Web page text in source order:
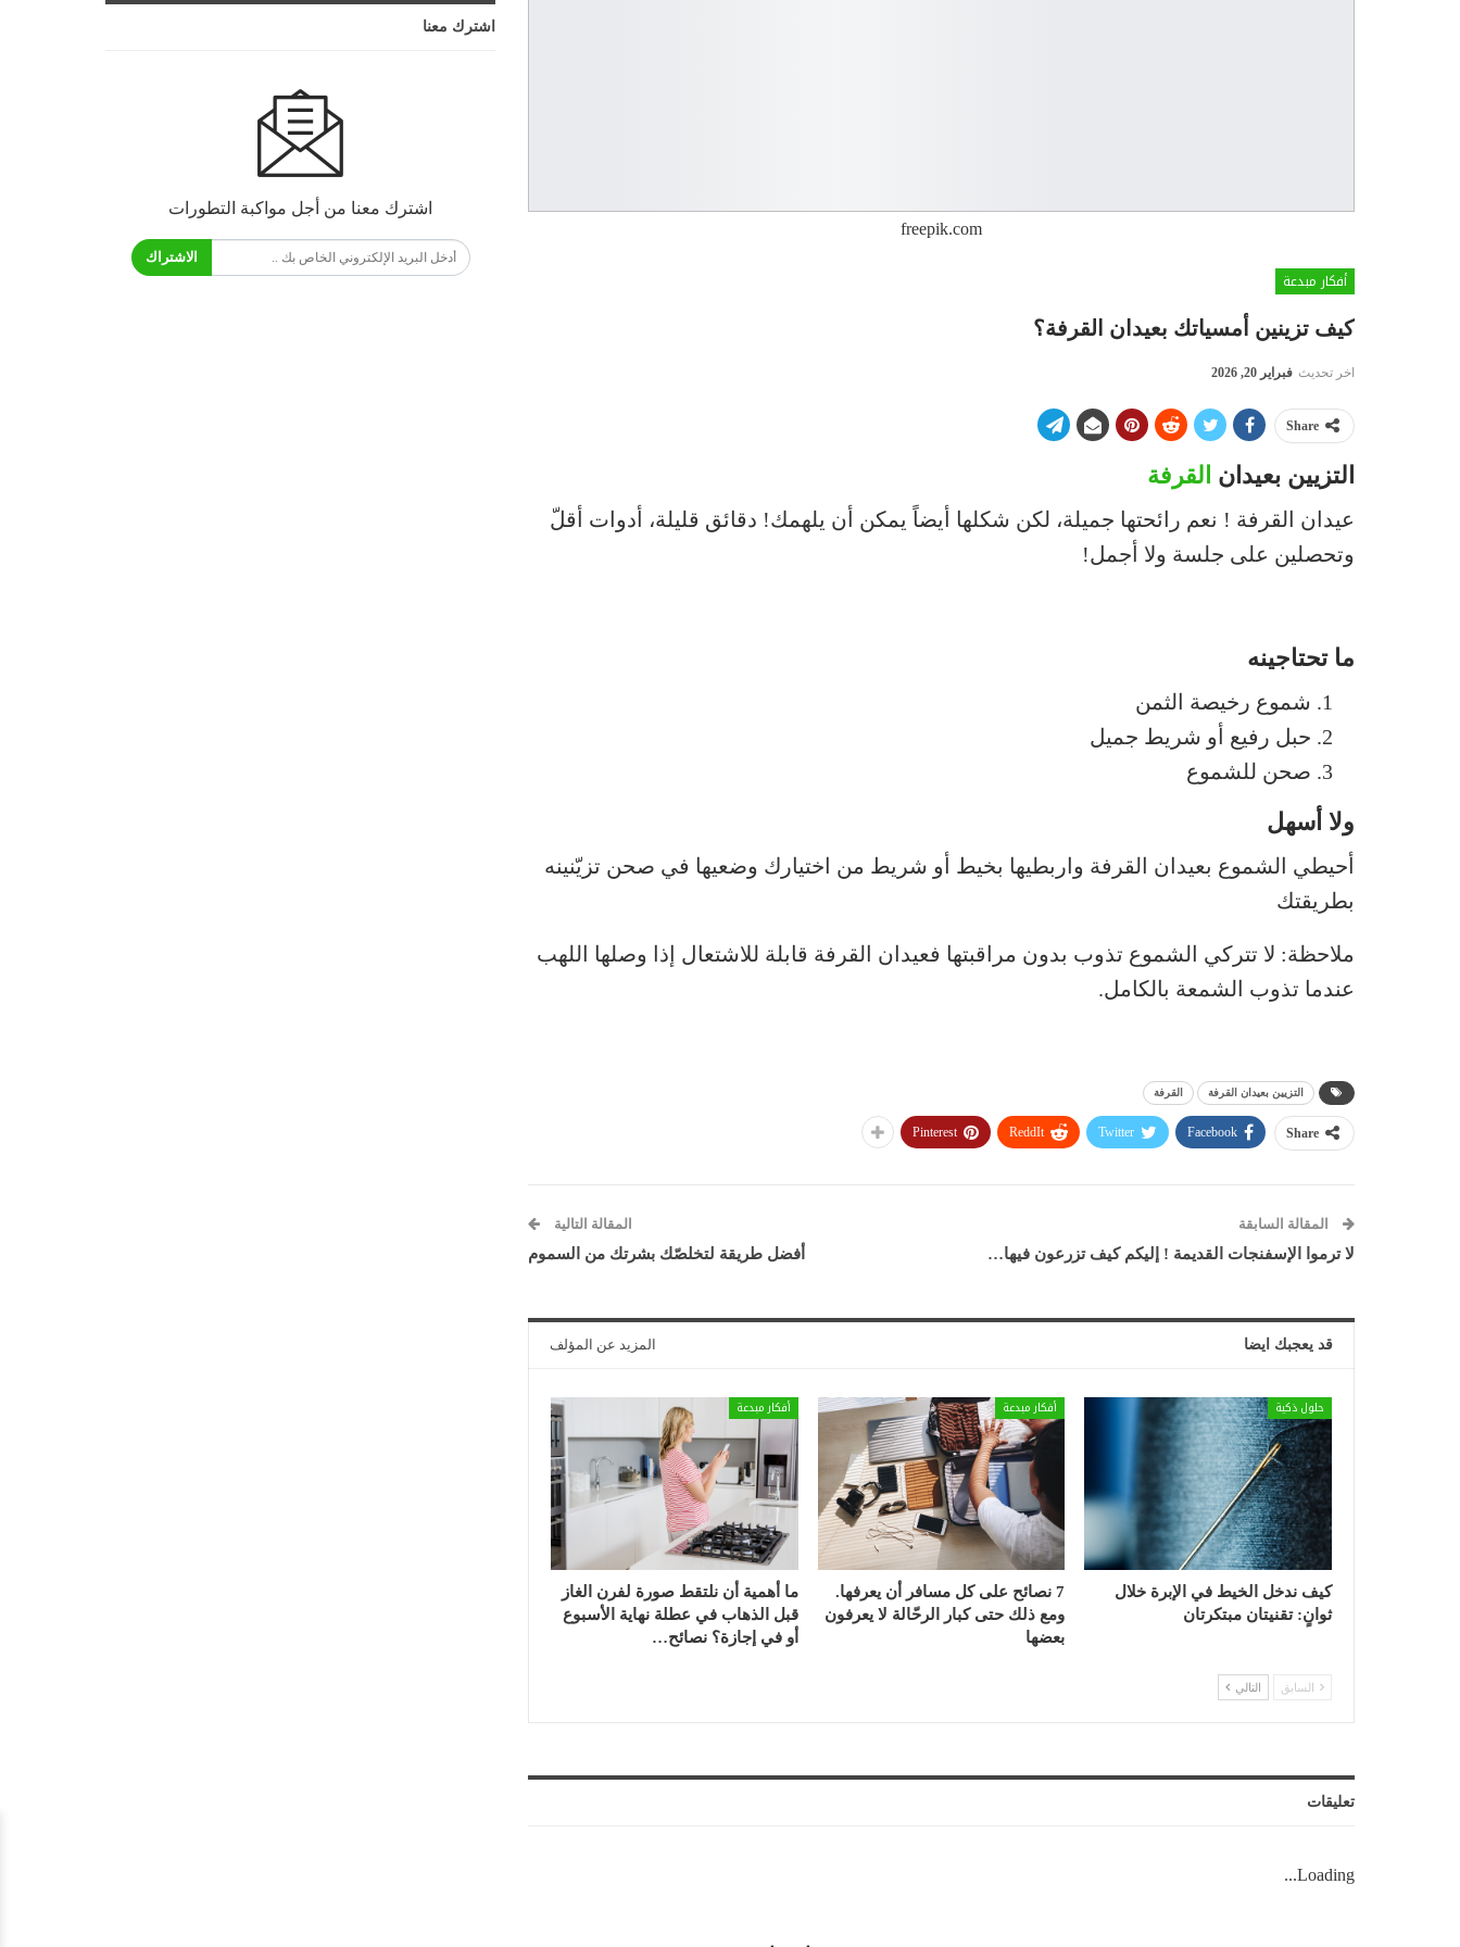
freepik.com
أفكار مبدعة
كيف تزينين أمسياتك بعيدان القرفة؟
اخر تحديث فبراير 20, 2026
Share
التزيين بعيدان القرفة
عيدان القرفة ! نعم رائحتها جميلة، لكن شكلها أيضاً يمكن أن يلهمك! دقائق قليلة، أدوات أقلّ
وتحصلين على جلسة ولا أجمل!
ما تحتاجينه
شموع رخيصة الثمن
حبل رفيع أو شريط جميل
صحن للشموع
ولا أسهل
أحيطي الشموع بعيدان القرفة واربطيها بخيط أو شريط من اختيارك وضعيها في صحن تزيّنينه
بطريقتك
ملاحظة: لا تتركي الشموع تذوب بدون مراقبتها فعيدان القرفة قابلة للاشتعال إذا وصلها اللهب
عندما تذوب الشمعة بالكامل.
التزيين بعيدان القرفة القرفة
Share
Facebook
Twitter
ReddIt
Pinterest
المقالة السابقة
لا ترموا الإسفنجات القديمة ! إليكم كيف تزرعون فيها…
المقالة التالية
أفضل طريقة لتخلصّك بشرتك من السموم
قد يعجبك ايضا المزيد عن المؤلف
حلول ذكية
كيف ندخل الخيط في الإبرة خلال
ثوانٍ: تقنيتان مبتكرتان
أفكار مبدعة
7 نصائح على كل مسافر أن يعرفها.
ومع ذلك حتى كبار الرحّالة لا يعرفون
بعضها
أفكار مبدعة
ما أهمية أن نلتقط صورة لفرن الغاز
قبل الذهاب في عطلة نهاية الأسبوع
أو في إجازة؟ نصائح…
السابق التالي
تعليقات
Loading...
اشترك معنا
اشترك معنا من أجل مواكبة التطورات
الاشتراك